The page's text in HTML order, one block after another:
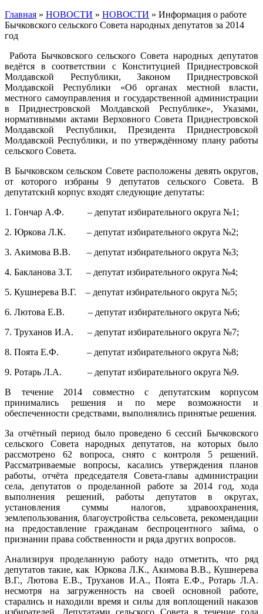
Главная » НОВОСТИ » НОВОСТИ » Информация о работе
Бычковского сельского Совета народных депутатов за 2014
год
Работа Бычковского сельского Совета народных депутатов
ведётся в соответствии с Конституцией Приднестровской
Молдавской Республики, Законом Приднестровской
Молдавской Республики «Об органах местной власти,
местного самоуправления и государственной администрации
в Приднестровской Молдавской Республике», Указами,
нормативными актами Верховного Совета Приднестровской
Молдавской Республики, Президента Приднестровской
Молдавской Республики, и по утверждённому плану работы
сельского Совета.
В Бычковском сельском Совете расположены девять округов,
от которого избраны 9 депутатов сельского Совета. В
депутатский корпус входят следующие депутаты:
1. Гончар А.Ф. – депутат избирательного округа №1;
2. Юркова Л.К. – депутат избирательного округа №2;
3. Акимова В.В. – депутат избирательного округа №3;
4. Бакланова З.Т. – депутат избирательного округа №4;
5. Кушнерева В.Г. – депутат избирательного округа №5;
6. Лютова Е.В. – депутат избирательного округа №6;
7. Труханов И.А. – депутат избирательного округа №7;
8. Поята Е.Ф. – депутат избирательного округа №8;
9. Ротарь Л.А. – депутат избирательного округа №9.
В течение 2014 совместно с депутатским корпусом
принимались решения и по мере возможности и
обеспеченности средствами, выполнялись принятые решения.
За отчётный период было проведено 6 сессий Бычковского
сельского Совета народных депутатов, на которых было
рассмотрено 62 вопроса, снято с контроля 5 решений.
Рассматриваемые вопросы, касались утверждения планов
работы, отчёта председателя Совета-главы администрации
села, депутатов о проделанной работе за 2014 год, хода
выполнения решений, работы депутатов в округах,
установления суммы налогов, здравоохранения,
землепользования, благоустройства сельсовета, рекомендации
на предоставление гражданам беспроцентного займа, о
признании права собственности и ряда других вопросов.
Анализируя проделанную работу надо отметить, что ряд
депутатов такие, как Юркова Л.К., Акимова В.В., Кушнерева
В.Г., Лютова Е.В., Труханов И.А., Поята Е.Ф., Ротарь Л.А.
несмотря на загруженность на своей основной работе,
старались и находили время и силы для воплощений наказов
избирателей. Депутатами сельского Совета в течение года